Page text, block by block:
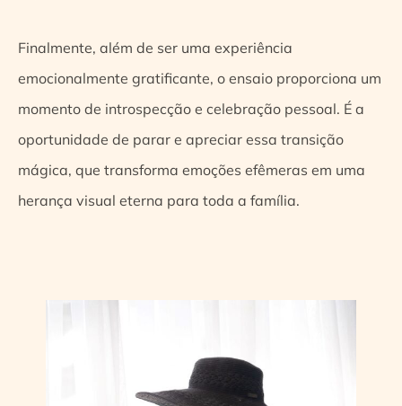
Finalmente, além de ser uma experiência
emocionalmente gratificante, o ensaio proporciona um
momento de introspecção e celebração pessoal. É a
oportunidade de parar e apreciar essa transição
mágica, que transforma emoções efêmeras em uma
herança visual eterna para toda a família.